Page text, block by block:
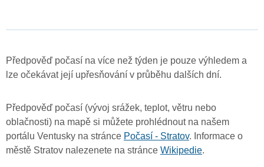
Předpověď počasí na více než týden je pouze výhledem a
lze očekávat její upřesňování v průběhu dalších dní.
Předpověď počasí (vývoj srážek, teplot, větru nebo
oblačnosti) na mapě si můžete prohlédnout na našem
portálu Ventusky na stránce Počasí - Stratov. Informace o
městě Stratov nalezenete na stránce Wikipedie.